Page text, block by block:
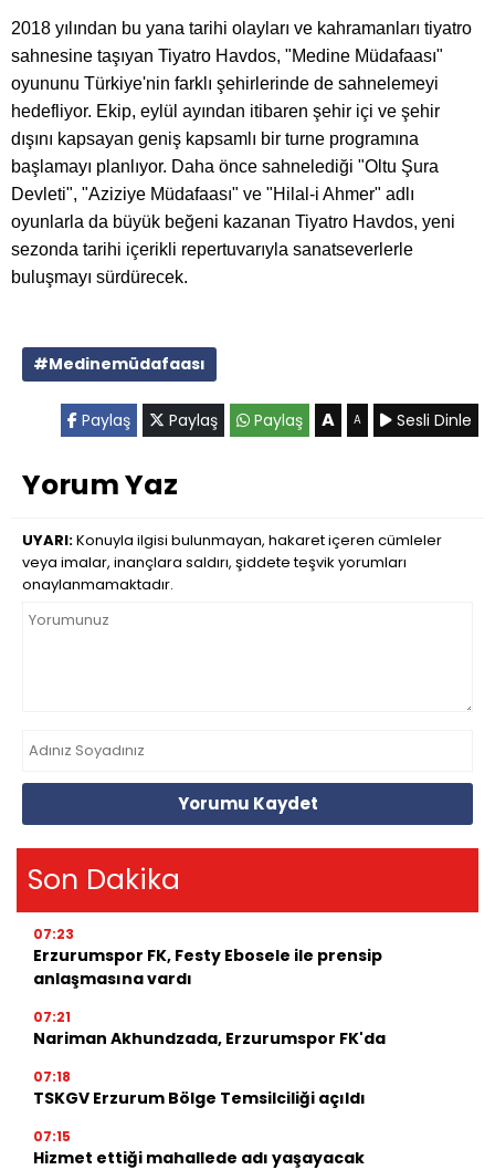
2018 yılından bu yana tarihi olayları ve kahramanları tiyatro
sahnesine taşıyan Tiyatro Havdos, "Medine Müdafaası"
oyununu Türkiye'nin farklı şehirlerinde de sahnelemeyi
hedefliyor. Ekip, eylül ayından itibaren şehir içi ve şehir
dışını kapsayan geniş kapsamlı bir turne programına
başlamayı planlıyor. Daha önce sahnelediği "Oltu Şura
Devleti", "Aziziye Müdafaası" ve "Hilal-i Ahmer" adlı
oyunlarla da büyük beğeni kazanan Tiyatro Havdos, yeni
sezonda tarihi içerikli repertuvarıyla sanatseverlerle
buluşmayı sürdürecek.
#Medinemüdafaası
Paylaş Paylaş Paylaş A A Sesli Dinle
Yorum Yaz
UYARI:Konuyla ilgisi bulunmayan, hakaret içeren cümleler
veya imalar, inançlara saldırı, şiddete teşvik yorumları
onaylanmamaktadır.
Yorumu Kaydet
Son Dakika
07:23
Erzurumspor FK, Festy Ebosele ile prensip
anlaşmasına vardı
07:21
Nariman Akhundzada, Erzurumspor FK'da
07:18
TSKGV Erzurum Bölge Temsilciliği açıldı
07:15
Hizmet ettiği mahallede adı yaşayacak